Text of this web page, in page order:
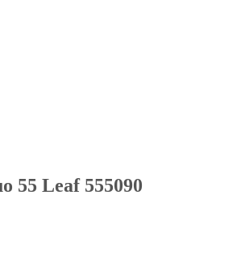
55 Leaf 555090